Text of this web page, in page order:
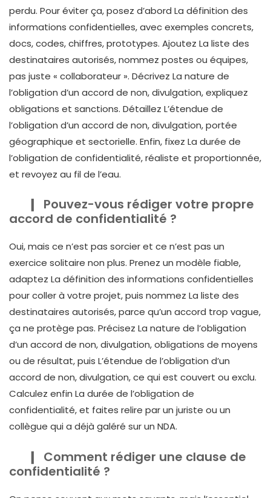
perdu. Pour éviter ça, posez d’abord La définition des
informations confidentielles, avec exemples concrets,
docs, codes, chiffres, prototypes. Ajoutez La liste des
destinataires autorisés, nommez postes ou équipes,
pas juste « collaborateur ». Décrivez La nature de
l’obligation d’un accord de non, divulgation, expliquez
obligations et sanctions. Détaillez L’étendue de
l’obligation d’un accord de non, divulgation, portée
géographique et sectorielle. Enfin, fixez La durée de
l’obligation de confidentialité, réaliste et proportionnée,
et revoyez au fil de l’eau.
Pouvez-vous rédiger votre propre
accord de confidentialité ?
Oui, mais ce n’est pas sorcier et ce n’est pas un
exercice solitaire non plus. Prenez un modèle fiable,
adaptez La définition des informations confidentielles
pour coller à votre projet, puis nommez La liste des
destinataires autorisés, parce qu’un accord trop vague,
ça ne protège pas. Précisez La nature de l’obligation
d’un accord de non, divulgation, obligations de moyens
ou de résultat, puis L’étendue de l’obligation d’un
accord de non, divulgation, ce qui est couvert ou exclu.
Calculez enfin La durée de l’obligation de
confidentialité, et faites relire par un juriste ou un
collègue qui a déjà galéré sur un NDA.
Comment rédiger une clause de
confidentialité ?